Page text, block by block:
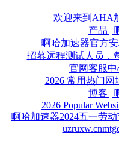
欢迎来到AHA
产品 |
啊哈加速器官方
招募远程测试人员，
官网客服中
2026 常用热门网
博客 |
2026 Popular
啊哈加速器2024五一劳
uzruxw.cn